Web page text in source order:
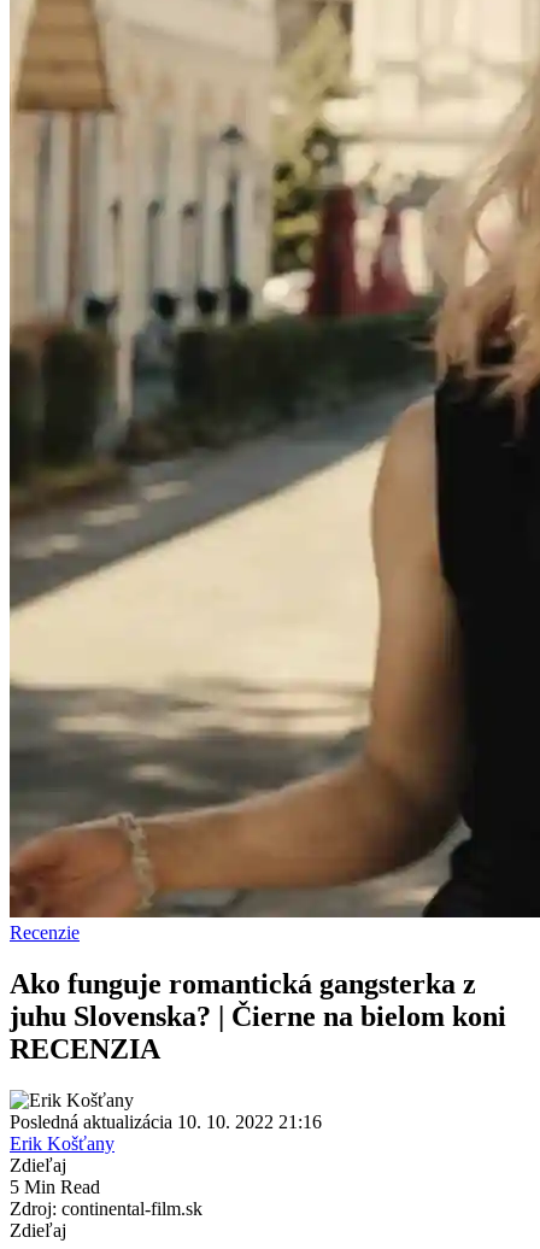
Recenzie
Ako funguje romantická gangsterka z
juhu Slovenska? | Čierne na bielom koni
RECENZIA
Posledná aktualizácia 10. 10. 2022 21:16
Erik Košťany
Zdieľaj
5 Min Read
Zdroj: continental-film.sk
Zdieľaj